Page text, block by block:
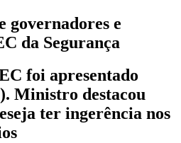
governadores e
da Segurança
foi apresentado
Ministro destacou
ter ingerência nos